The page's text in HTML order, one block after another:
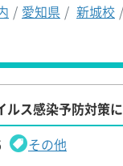
愛知県 新城校
ルス感染予防対策
その他